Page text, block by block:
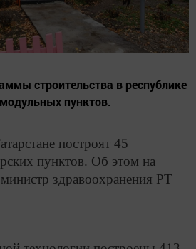
строительства в республике
пунктов.
построят 45
пунктов. Об этом на
здравоохранения РТ